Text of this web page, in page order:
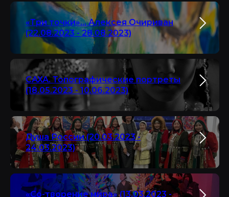
«Три точки»... Алексея Очириван
(22.08.2023 - 28.08.2023)
САХА. Топографические портреты
(18.05.2023 - 10.06.2023)
Душа России (20.03.2023 -
24.03.2023)
«Со-творение мира» (13.03.2023 -